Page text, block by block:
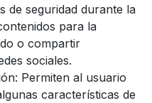
de seguridad durante la
para la
o compartir
sociales.
Permiten al usuario
características de